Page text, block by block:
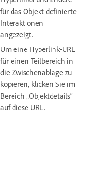
für das Objekt definierte
Interaktionen
angezeigt.
Um eine Hyperlink-URL
für einen Teilbereich in
die Zwischenablage zu
kopieren, klicken Sie im
Bereich „Objektdetails“
auf diese URL.